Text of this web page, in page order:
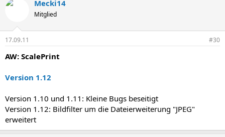
Mecki14
Mitglied
17.09.11 #30
AW: ScalePrint
Version 1.12
Version 1.10 und 1.11: Kleine Bugs beseitigt
Version 1.12: Bildfilter um die Dateierweiterung "JPEG"
erweitert